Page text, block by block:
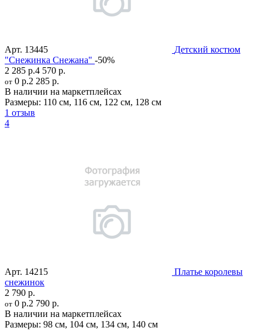
Арт. 13445
Детский костюм
"Снежинка Снежана" -50%
2 285 р.4 570 р.
от 0 р.2 285 р.
В наличии на маркетплейсах
Размеры: 110 см, 116 см, 122 см, 128 см
1 отзыв
4
Арт. 14215
Платье королевы
снежинок
2 790 р.
от 0 р.2 790 р.
В наличии на маркетплейсах
Размеры: 98 см, 104 см, 134 см, 140 см